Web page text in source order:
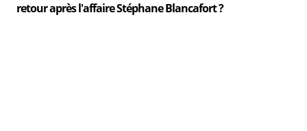
retour après l'affaire Stéphane Blancafort ?